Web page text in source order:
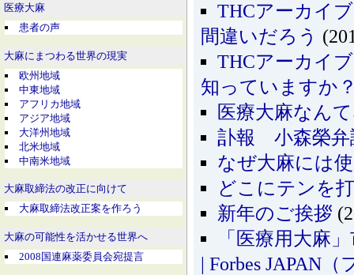
医療大麻
患者の声
大麻にまつわる世界の現実
欧州地域
中東地域
アフリカ地域
アジア地域
大洋州地域
北米地域
中南米地域
大麻取締法の改正に向けて
大麻取締法改正案を作ろう
大麻の可能性を活かせる世界へ
2008国連麻薬委員会宛提言
THCアーカイ
間違いだろう
THCアーカイ
知っていますか
医療大麻なん
訃報 小森榮弁
なぜ大麻には
どこにテンを
新年のご挨拶
「医療用大麻
| Forbes JAPAN